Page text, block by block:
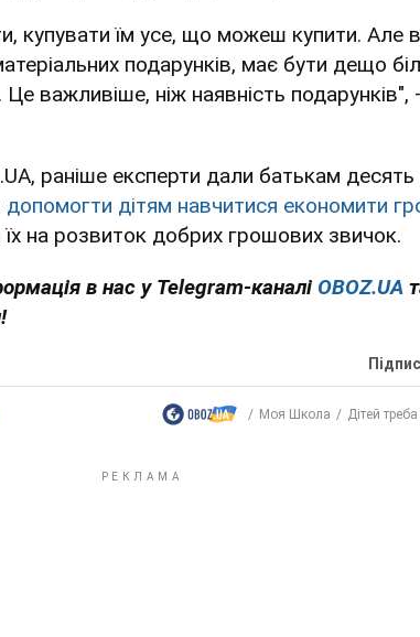
купувати їм усе, що можеш купити. Але
подарунків, має бути дещо
важливіше, ніж наявність подарунків",
раніше експерти дали батькам десять
допомогти дітям навчитися економити
на розвиток добрих грошових звичок.
в нас у Telegram-каналі OBOZ.UA
Моя Школа Дітей